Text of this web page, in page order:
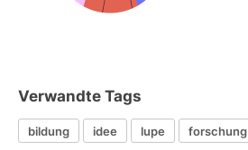
Verwandte Tags
bildung idee lupe forschung